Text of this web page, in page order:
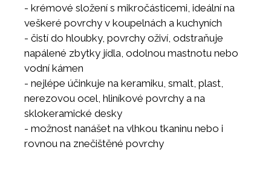
- krémové složení s mikročásticemi, ideální na
veškeré povrchy v koupelnách a kuchyních
- čistí do hloubky, povrchy oživí, odstraňuje
napálené zbytky jídla, odolnou mastnotu nebo
vodní kámen
- nejlépe účinkuje na keramiku, smalt, plast,
nerezovou ocel, hliníkové povrchy a na
sklokeramické desky
- možnost nanášet na vlhkou tkaninu nebo i
rovnou na znečištěné povrchy